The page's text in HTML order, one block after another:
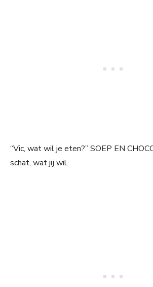
“Vic, wat wil je eten?” SOEP EN
schat, wat jij wil.